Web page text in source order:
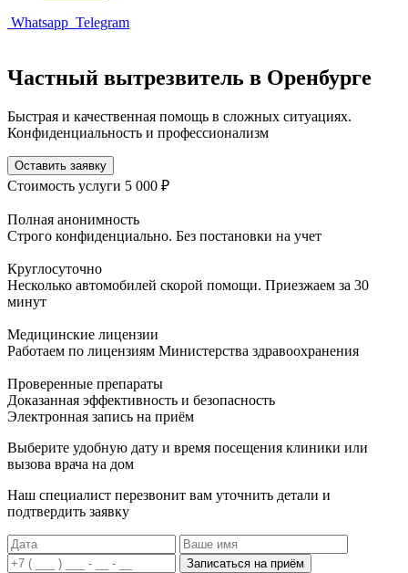
Whatsapp Telegram
Частный вытрезвитель в Оренбурге
Быстрая и качественная помощь в сложных ситуациях.
Конфиденциальность и профессионализм
Оставить заявку
Стоимость услуги 5 000 ₽
Полная анонимность
Строго конфиденциально. Без постановки на учет
Круглосуточно
Несколько автомобилей скорой помощи. Приезжаем за 30
минут
Медицинские лицензии
Работаем по лицензиям Министерства здравоохранения
Проверенные препараты
Доказанная эффективность и безопасность
Электронная запись на приём
Выберите удобную дату и время посещения клиники или
вызова врача на дом
Наш специалист перезвонит вам уточнить детали и
подтвердить заявку
Записаться на приём